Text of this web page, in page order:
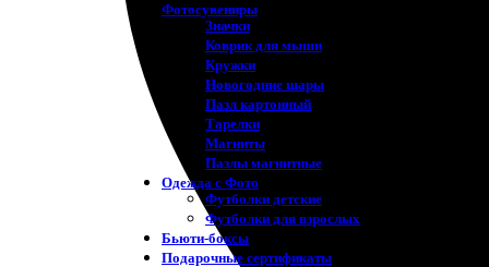
Фотоcувениры
Значки
Коврик для мыши
Кружки
Новогодние шары
Пазл картонный
Тарелки
Магниты
Пазлы магнитные
Одежда с Фото
Футболки детские
Футболки для взрослых
Бьюти-боксы
Подарочные сертификаты